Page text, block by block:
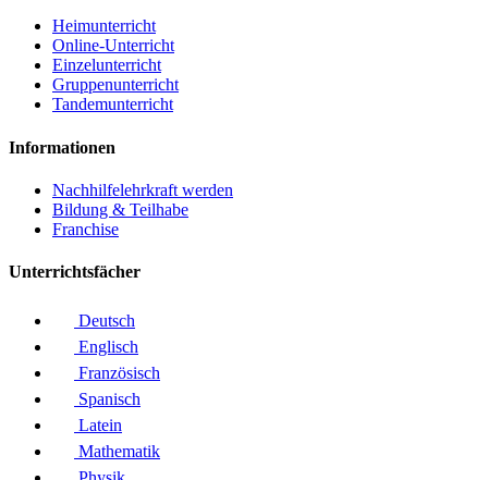
Heimunterricht
Online-Unterricht
Einzelunterricht
Gruppenunterricht
Tandemunterricht
Informationen
Nachhilfelehrkraft werden
Bildung & Teilhabe
Franchise
Unterrichtsfächer
Deutsch
Englisch
Französisch
Spanisch
Latein
Mathematik